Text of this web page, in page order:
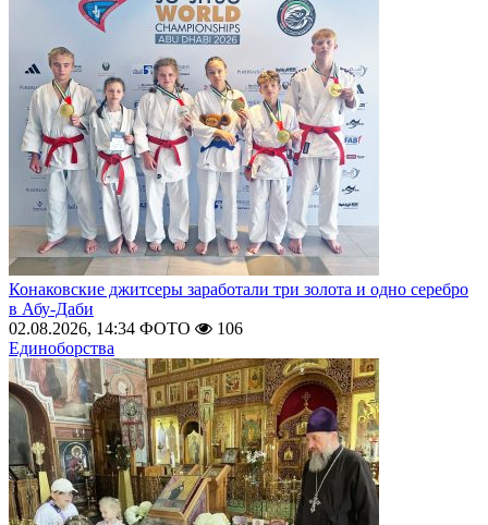
Конаковские джитсеры заработали три золота и одно серебро
в Абу-Даби
02.08.2026, 14:34 ФОТО
106
Единоборства